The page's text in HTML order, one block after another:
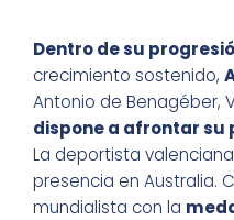
Dentro de su
crecimiento sostenido,
Antonio de Benagéber,
dispone a afrontar su
La deportista
presencia en Australia.
mundialista con la